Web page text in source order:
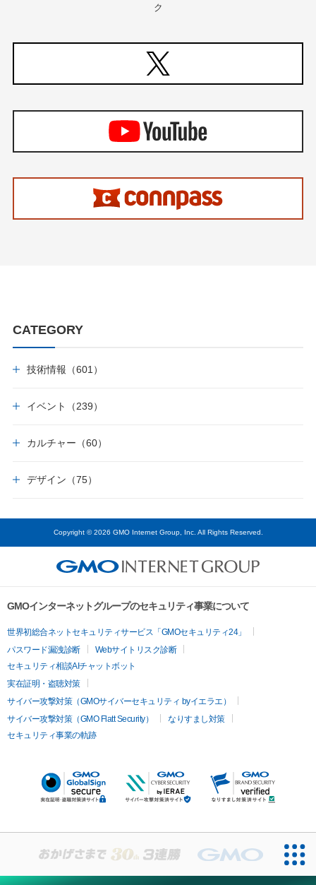
ク
CATEGORY
技術情報（601）
イベント（239）
カルチャー（60）
デザイン（75）
Copyright © 2026 GMO Internet Group, Inc. All Rights Reserved.
GMOインターネットグループのセキュリティ事業について
世界初総合ネットセキュリティサービス「GMOセキュリティ24」
パスワード漏洩診断
Webサイトリスク診断
セキュリティ相談AIチャットボット
実在証明・盗聴対策
サイバー攻撃対策（GMOサイバーセキュリティ byイエラエ）
サイバー攻撃対策（GMO Flatt Security）
なりすまし対策
セキュリティ事業の軌跡